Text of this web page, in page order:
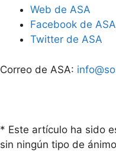
Web de ASA
Facebook de ASA
Twitter de ASA
Correo de ASA:
* Este artículo ha sido
sin ningún tipo de